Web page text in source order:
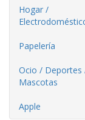
Hogar /
Papelería
Ocio / Deportes
Mascotas
Apple